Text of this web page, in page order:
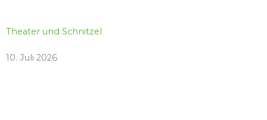
Theater und Schnitzel
10. Juli 2026